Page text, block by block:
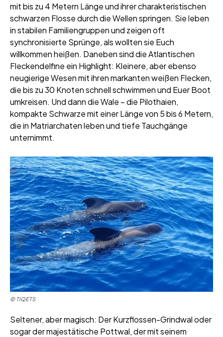
mit bis zu 4 Metern Länge und ihrer charakteristischen
schwarzen Flosse durch die Wellen springen. Sie leben
in stabilen Familiengruppen und zeigen oft
synchronisierte Sprünge, als wollten sie Euch
willkommen heißen. Daneben sind die Atlantischen
Fleckendelfine ein Highlight: Kleinere, aber ebenso
neugierige Wesen mit ihren markanten weißen Flecken,
die bis zu 30 Knoten schnell schwimmen und Euer Boot
umkreisen. Und dann die Wale – die Pilothaien,
kompakte Schwarze mit einer Länge von 5 bis 6 Metern,
die in Matriarchaten leben und tiefe Tauchgänge
unternimmt.
© TIQETS
Seltener, aber magisch: Der Kurzflossen-Grindwal oder
sogar der majestätische Pottwal, der mit seinem